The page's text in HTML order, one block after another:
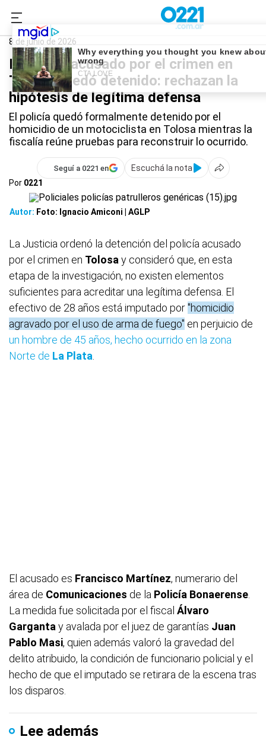
0221.com.ar
8 de junio de 2026
El policía acusado por el crimen en
Tolosa quedó detenido: rechazan la
hipótesis de legítima defensa
El policía quedó formalmente detenido por el
homicidio de un motociclista en Tolosa mientras la
fiscalía reúne pruebas para reconstruir lo ocurrido.
Seguí a 0221 en
Escuchá la nota
Por 0221
Autor: Foto: Ignacio Amiconi | AGLP
La Justicia ordenó la detención del policía acusado
por el crimen en Tolosa y consideró que, en esta
etapa de la investigación, no existen elementos
suficientes para acreditar una legítima defensa. El
efectivo de 28 años está imputado por"homicidio
agravado por el uso de arma de fuego" en perjuicio de
un hombre de 45 años, hecho ocurrido en la zona
Norte de La Plata
El acusado es Francisco Martínez, numerario del
área de Comunicaciones de la Policía Bonaerense
La medida fue solicitada por el fiscal Álvaro
Garganta y avalada por el juez de garantías Juan
Pablo Masi, quien además valoró la gravedad del
delito atribuido, la condición de funcionario policial y el
hecho de que el imputado se retirara de la escena tras
los disparos.
Lee además